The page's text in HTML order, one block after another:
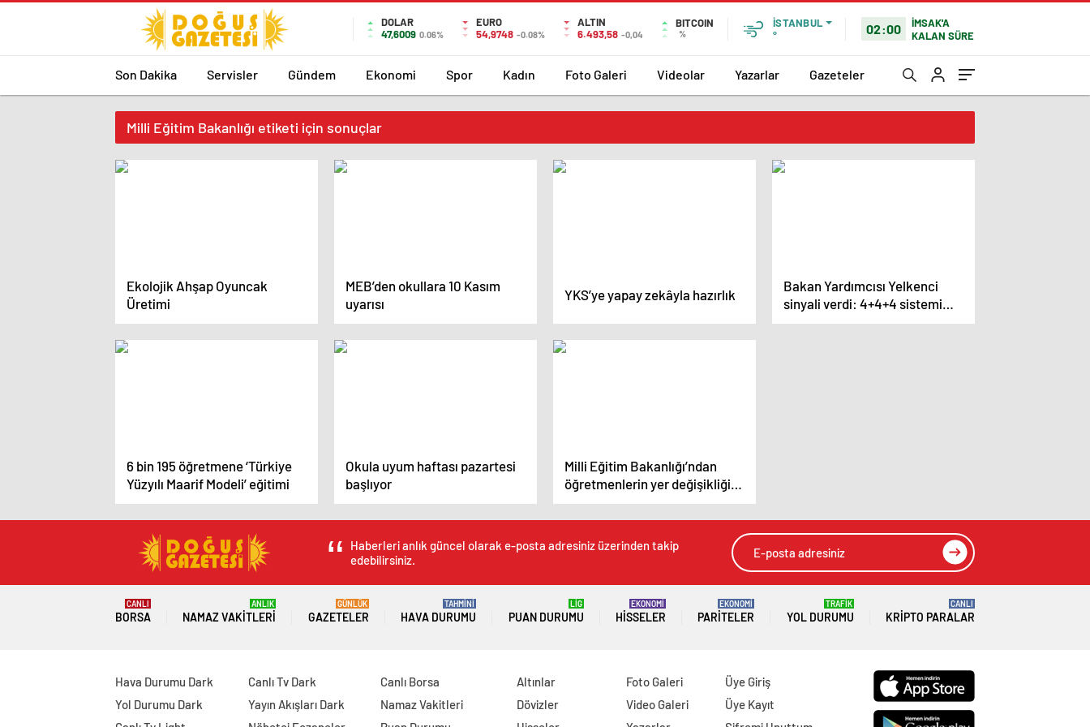
DOLAR
47,6009 0.06%
EURO
54,9748 -0.08%
ALTIN
6.493,58 -0,04
BITCOIN
%
İSTANBUL
°
02:00
İMSAK'A
KALAN SÜRE
Son Dakika Servisler Gündem Ekonomi Spor Kadın Foto Galeri Videolar Yazarlar Gazeteler
Milli Eğitim Bakanlığı etiketi için sonuçlar
Ekolojik Ahşap Oyuncak
Üretimi
MEB’den okullara 10 Kasım
uyarısı
YKS’ye yapay zekâyla hazırlık
Bakan Yardımcısı Yelkenci
sinyali verdi: 4+4+4 sistemi
değişiyor mu?
6 bin 195 öğretmene ‘Türkiye
Yüzyılı Maarif Modeli’ eğitimi
Okula uyum haftası pazartesi
başlıyor
Milli Eğitim Bakanlığı’ndan
öğretmenlerin yer değişikliği
atama sonuçları açıklandı
Haberleri anlık güncel olarak e-posta adresiniz üzerinden takip
edebilirsiniz.
BORSA
CANLI
NAMAZ VAKITLERI
ANLIK
GAZETELER
GÜNLÜK
HAVA DURUMU
TAHMİNİ
PUAN DURUMU
LİG
HISSELER
EKONOMİ
PARITELER
EKONOMİ
YOL DURUMU
TRAFİK
KRIPTO PARALAR
CANLI
Hava Durumu Dark
Yol Durumu Dark
Canlı Tv Dark
Yayın Akışları Dark
Canlı Borsa
Namaz Vakitleri
Altınlar
Dövizler
Foto Galeri
Video Galeri
Üye Giriş
Üye Kayıt